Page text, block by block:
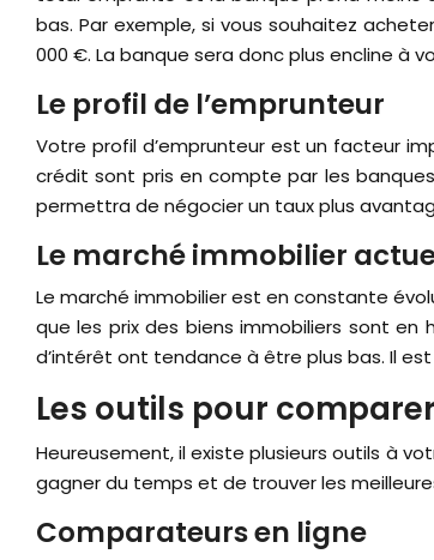
bas. Par exemple, si vous souhaitez
000 €. La banque sera donc plus encline à
Le profil de l’emprunteur
Votre profil d’emprunteur est un facteur
crédit sont pris en compte par les
permettra de négocier un taux plus
Le marché immobilier
Le marché immobilier est en constante
que les prix des biens immobiliers sont en
d’intérêt ont tendance à être plus bas. Il
Les outils pour
Heureusement, il existe plusieurs outils à
gagner du temps et de trouver les
Comparateurs en ligne